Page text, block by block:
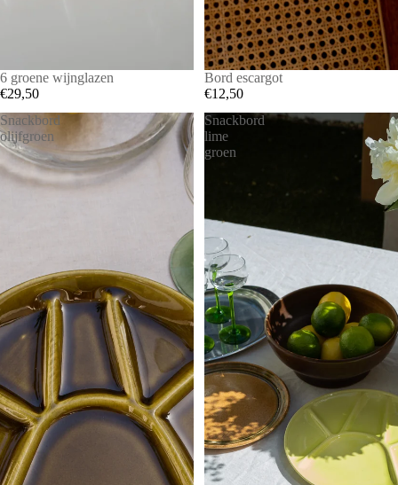
6 groene wijnglazen
€29,50
Bord escargot
€12,50
Snackbord
olijfgroen
Snackbord
lime
groen